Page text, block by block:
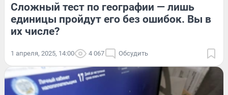
Сложный тест по географии — лишь
единицы пройдут его без ошибок. Вы в
их числе?
1 апреля, 2025, 14:00 4 067 Обсудить